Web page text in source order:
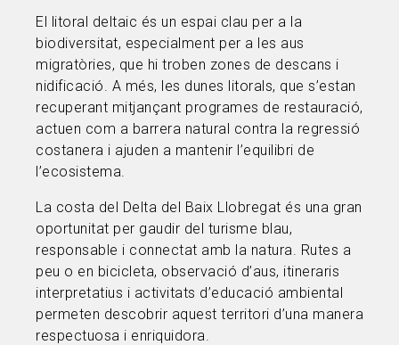
El litoral deltaic és un espai clau per a la
biodiversitat, especialment per a les aus
migratòries, que hi troben zones de descans i
nidificació. A més, les dunes litorals, que s’estan
recuperant mitjançant programes de restauració,
actuen com a barrera natural contra la regressió
costanera i ajuden a mantenir l’equilibri de
l’ecosistema.
La costa del Delta del Baix Llobregat és una gran
oportunitat per gaudir del turisme blau,
responsable i connectat amb la natura. Rutes a
peu o en bicicleta, observació d’aus, itineraris
interpretatius i activitats d’educació ambiental
permeten descobrir aquest territori d’una manera
respectuosa i enriquidora.